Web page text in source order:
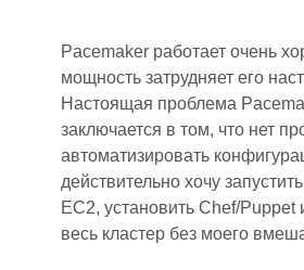
Pacemaker работает очень
мощность затрудняет его
Настоящая проблема
заключается в том, что нет
автоматизировать
действительно хочу
EC2, установить Chef/Puppet
весь кластер без моего